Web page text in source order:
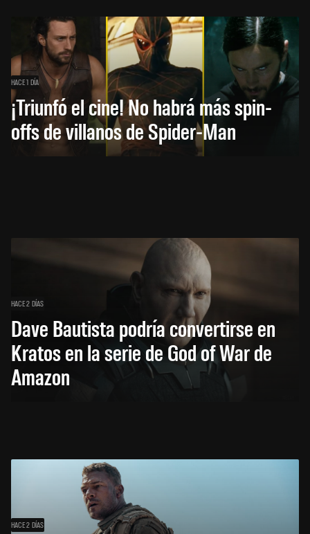
HACE 1 DÍA
¡Triunfó el cine! No habrá más spin-
offs de villanos de Spider-Man
HACE 2 DÍAS
Dave Bautista podría convertirse en
Kratos en la serie de God of War de
Amazon
HACE 2 DÍAS